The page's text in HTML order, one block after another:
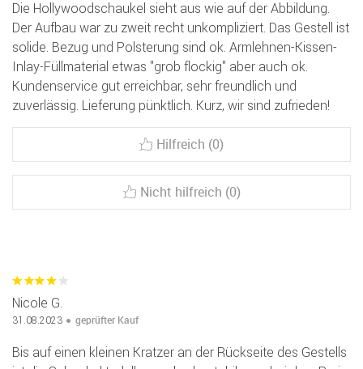
Die Hollywoodschaukel sieht aus wie auf der Abbildung.
Der Aufbau war zu zweit recht unkompliziert. Das Gestell ist
solide. Bezug und Polsterung sind ok. Armlehnen-Kissen-
Inlay-Füllmaterial etwas "grob flockig" aber auch ok.
Kundenservice gut erreichbar, sehr freundlich und
zuverlässig. Lieferung pünktlich. Kurz, wir sind zufrieden!
Hilfreich (0)
Nicht hilfreich (0)
Nicole G.
31.08.2023 geprüfter Kauf
Bis auf einen kleinen Kratzer an der Rückseite des Gestells